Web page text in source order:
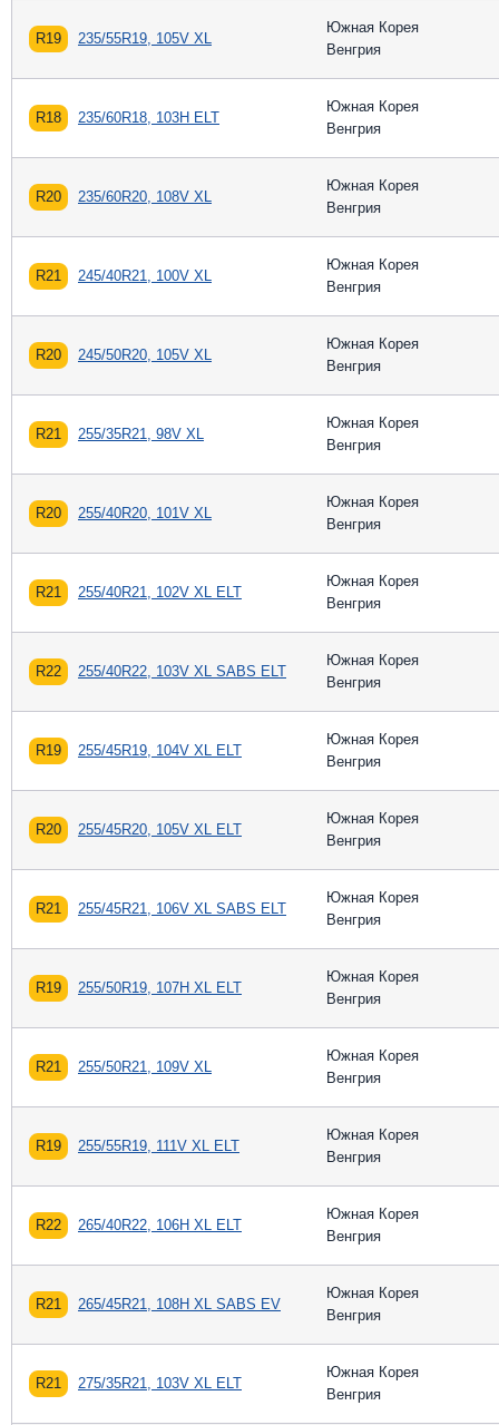
R19 235/55R19, 105V XL
Южная Корея
Венгрия
R18 235/60R18, 103H ELT
Южная Корея
Венгрия
R20 235/60R20, 108V XL
Южная Корея
Венгрия
R21 245/40R21, 100V XL
Южная Корея
Венгрия
R20 245/50R20, 105V XL
Южная Корея
Венгрия
R21 255/35R21, 98V XL
Южная Корея
Венгрия
R20 255/40R20, 101V XL
Южная Корея
Венгрия
R21 255/40R21, 102V XL ELT
Южная Корея
Венгрия
R22 255/40R22, 103V XL SABS ELT
Южная Корея
Венгрия
R19 255/45R19, 104V XL ELT
Южная Корея
Венгрия
R20 255/45R20, 105V XL ELT
Южная Корея
Венгрия
R21 255/45R21, 106V XL SABS ELT
Южная Корея
Венгрия
R19 255/50R19, 107H XL ELT
Южная Корея
Венгрия
R21 255/50R21, 109V XL
Южная Корея
Венгрия
R19 255/55R19, 111V XL ELT
Южная Корея
Венгрия
R22 265/40R22, 106H XL ELT
Южная Корея
Венгрия
R21 265/45R21, 108H XL SABS EV
Южная Корея
Венгрия
R21 275/35R21, 103V XL ELT
Южная Корея
Венгрия